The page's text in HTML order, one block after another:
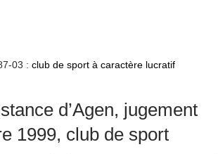
03 : club de sport à caractère lucratif
d’Agen, jugement
1999, club de sport